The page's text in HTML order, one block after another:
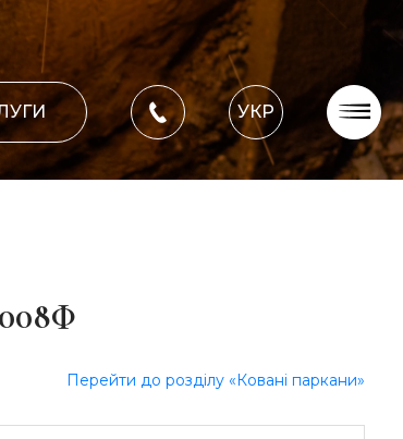
УКР
Про компанію
Перейти до розділу «Ковані паркани»